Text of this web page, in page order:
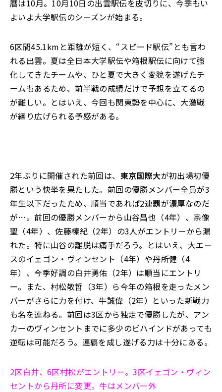
暦は10月。10月10日の出雲駅伝を皮切りに、今季もい
よいよ大学駅伝のシーズンが始まる。
6区間45.1kmと距離が短く、“スピード駅伝”とも言わ
れる出雲。夏は全日本大学駅伝や箱根駅伝に向けて強
化してきたチームや、ひと夏で大きく変貌を遂げたチ
ームもあるため、前半戦の成績だけで予想を立てるの
が難しい。とはいえ、今回も関東勢を中心に、大激戦
が繰り広げられる予感がある。
2年ぶりに開催された前回は、 東京国際大が初出場初優
勝という快挙を果たした。前回の優勝メンバー全員が3
年生以下だったため、順当であれば2連覇が濃厚なのだ
が…。前回の優勝メンバーから山谷昌也（4年）、宗像
聖（4年）、佐藤榛紀（2年）の3人がエントリーから漏
れた。特に山谷の離脱は痛手だろう。とはいえ、大エー
スのイェゴン・ヴィンセント（4年）や丹所健（4
年）、今季好調の白井勇佑（2年）は順当にエントリ
ー。また、村松敬哲（3年）ら今年の箱根を走ったメン
バーがさらに力を付け、牛誠偉（2年）といった新戦力
も名を連ねる。前回は3区から独走で優勝したが、アン
カーのヴィンセントまでに多少のビハインドがあっても
逆転は可能だろう。連覇を成し遂げる力は十分にある。
2区白井、6区村松がエントリー。3区イェゴン・ヴィン
セントから丹所に変更。牛はメンバー外